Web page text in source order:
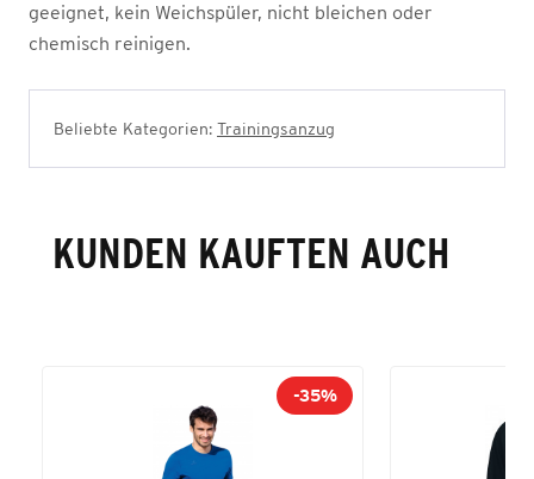
geeignet, kein Weichspüler, nicht bleichen oder
chemisch reinigen.
Beliebte Kategorien: Trainingsanzug
KUNDEN KAUFTEN AUCH
-35%